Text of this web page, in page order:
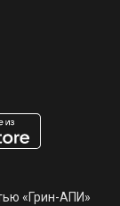
«Грин-АПИ»